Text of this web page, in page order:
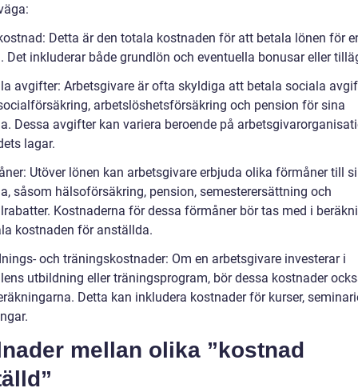
Detta är den totala kostnaden för att betala lönen för
Det inkluderar både grundlön och eventuella bonusar eller
avgifter: Arbetsgivare är ofta skyldiga att betala sociala
arbetslöshetsförsäkring och pension för sina
Dessa avgifter kan variera beroende på
lagar.
Utöver lönen kan arbetsgivare erbjuda olika förmåner till
såsom hälsoförsäkring, pension, semesterersättning och
Kostnaderna för dessa förmåner bör tas med i
kostnaden för anställda.
och träningskostnader: Om en arbetsgivare investerar i
utbildning eller träningsprogram, bör dessa kostnader
Detta kan inkludera kostnader för kurser,
mellan olika ”kostnad